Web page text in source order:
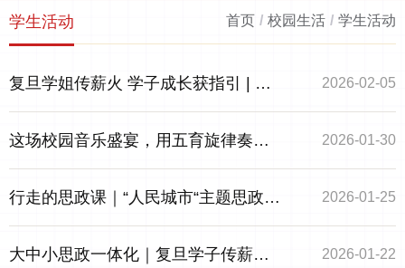
首页 / 校园生活 / 学生活动
学生活动
复旦学姐传薪火 学子成长获指引 | 高
一学子开展拔尖创新预备人才学途+健
康双护航活动
2026-02-05
这场校园音乐盛宴，用五育旋律奏响
青春成长曲
2026-01-30
行走的思政课｜“人民城市“主题思政课
之美好生活宜居——2025学年第一学
2026-01-25
大中小思政一体化｜复旦学子传薪火 2026-01-22